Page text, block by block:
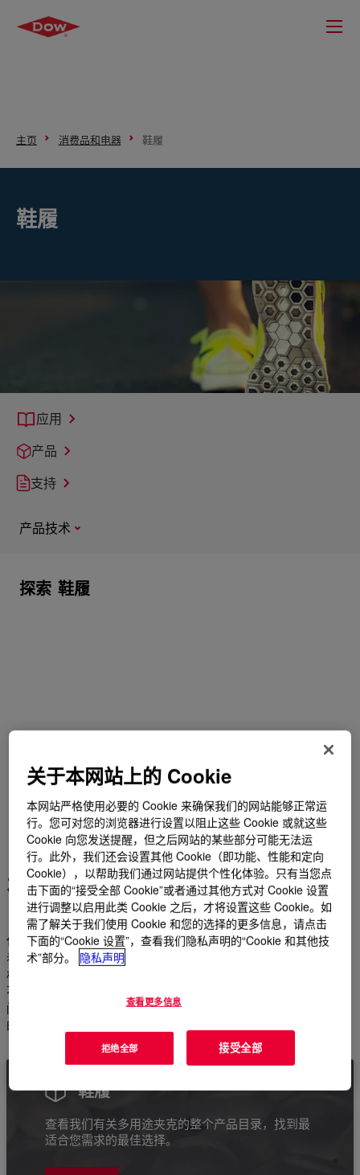
主页 消费品和电器 鞋履
鞋履
应用
产品
支持
产品技术
探索 鞋履
在鞋材领域领先一步
使用我们的可持续聚合物和材料，探索耐用的鞋类解决方案。随
着消费者在日常生活中日益活跃，更舒适、更轻便、更耐用的鞋
材也越来越重要。为了帮助全球鞋业满足这些严苛的趋势，陶氏
不断提高材料质量和性能。无论是拖鞋、安全靴、运动鞋还是休
闲鞋，您都可以创造出外观时尚、而且从脚跟到脚趾都非常舒适
的鞋子。
鞋履
查看我们有关多用途夹克的整个产品目录，找到最
适合您需求的最佳选择。
关于本网站上的 Cookie
本网站严格使用必要的 Cookie 来确保我们的网站能够正常运
行。您可对您的浏览器进行设置以阻止这些 Cookie 或就这些
Cookie 向您发送提醒，但之后网站的某些部分可能无法运
行。此外，我们还会设置其他 Cookie（即功能、性能和定向
Cookie），以帮助我们通过网站提供个性化体验。只有当您点
击下面的“接受全部 Cookie”或者通过其他方式对 Cookie 设置
进行调整以启用此类 Cookie 之后，才将设置这些 Cookie。如
需了解关于我们使用 Cookie 和您的选择的更多信息，请点击
下面的“Cookie 设置”，查看我们隐私声明的“Cookie 和其他技
术”部分。
隐私声明
查看更多信息
拒绝全部 接受全部